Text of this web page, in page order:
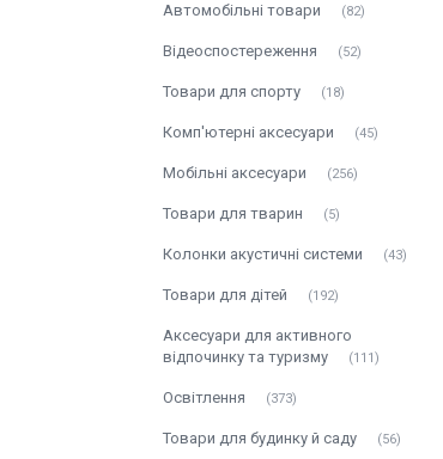
Автомобільні товари 82
Відеоспостереження 52
Товари для спорту 18
Комп'ютерні аксесуари 45
Мобільні аксесуари 256
Товари для тварин 5
Колонки акустичні системи 43
Товари для дітей 192
Аксесуари для активного
відпочинку та туризму
111
Освітлення 373
Товари для будинку й саду 56